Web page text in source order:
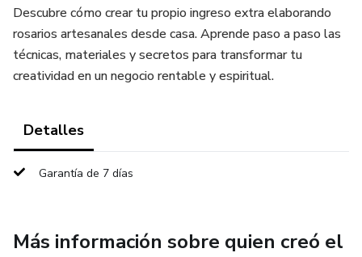
Descubre cómo crear tu propio ingreso extra elaborando
rosarios artesanales desde casa. Aprende paso a paso las
técnicas, materiales y secretos para transformar tu
creatividad en un negocio rentable y espiritual.
Detalles
Garantía de 7 días
Más información sobre quien creó el